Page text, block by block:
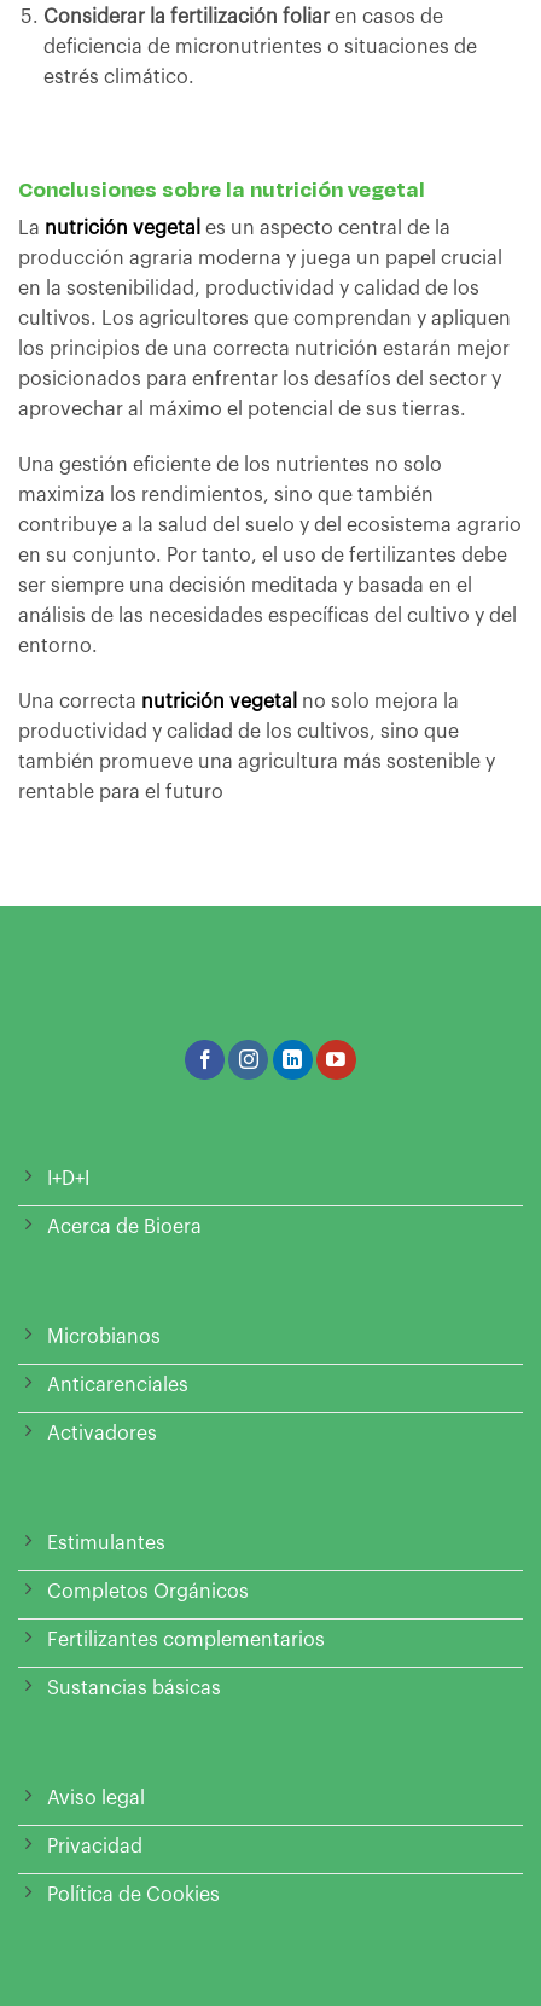
Considerar la fertilización foliaren casos de
deficiencia de micronutrientes o situaciones de
estrés climático.
Conclusiones sobre la nutrición vegetal
La nutrición vegetal es un aspecto central de la
producción agraria moderna y juega un papel crucial
en la sostenibilidad, productividad y calidad de los
cultivos. Los agricultores que comprendan y apliquen
los principios de una correcta nutrición estarán mejor
posicionados para enfrentar los desafíos del sector y
aprovechar al máximo el potencial de sus tierras.
Una gestión eficiente de los nutrientes no solo
maximiza los rendimientos, sino que también
contribuye a la salud del suelo y del ecosistema agrario
en su conjunto. Por tanto, el uso de fertilizantes debe
ser siempre una decisión meditada y basada en el
análisis de las necesidades específicas del cultivo y del
entorno.
Una correcta nutrición vegetal
no solo mejora la
productividad y calidad de los cultivos, sino que
también promueve una agricultura más sostenible y
rentable para el futuro
I+D+I
Acerca de Bioera
Microbianos
Anticarenciales
Activadores
Estimulantes
Completos Orgánicos
Fertilizantes complementarios
Sustancias básicas
Aviso legal
Privacidad
Política de Cookies